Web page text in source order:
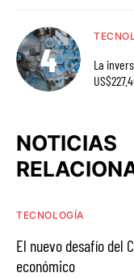
La
NOTICIAS
TECNOLOGÍA
El nuevo desafío del
económico